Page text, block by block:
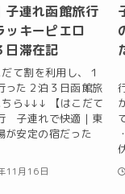
子連れ函館旅行
ッキーピエロ
日滞在記
て割を利用し、１
った２泊３日函館旅
ら↓↓↓ 【はこだて
子連れで快適｜東
が安定の宿だった
11月16日